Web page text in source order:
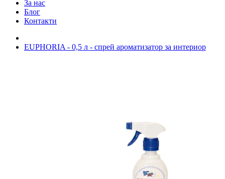
За нас
Блог
Контакти
EUPHORIA - 0,5 л - спрей ароматизатор за интериор